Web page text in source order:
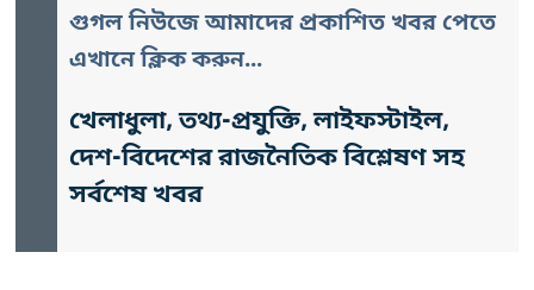
গুগল নিউজে আমাদের প্রকাশিত খবর পেতে
এখানে ক্লিক করুন...
খেলাধুলা, তথ্য-প্রযুক্তি, লাইফস্টাইল,
দেশ-বিদেশের রাজনৈতিক বিশ্লেষণ সহ
সর্বশেষ খবর